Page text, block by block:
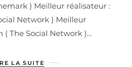
) Meilleur réalisateur :
Network ) Meilleur
( The Social Network )…
LA SUITE